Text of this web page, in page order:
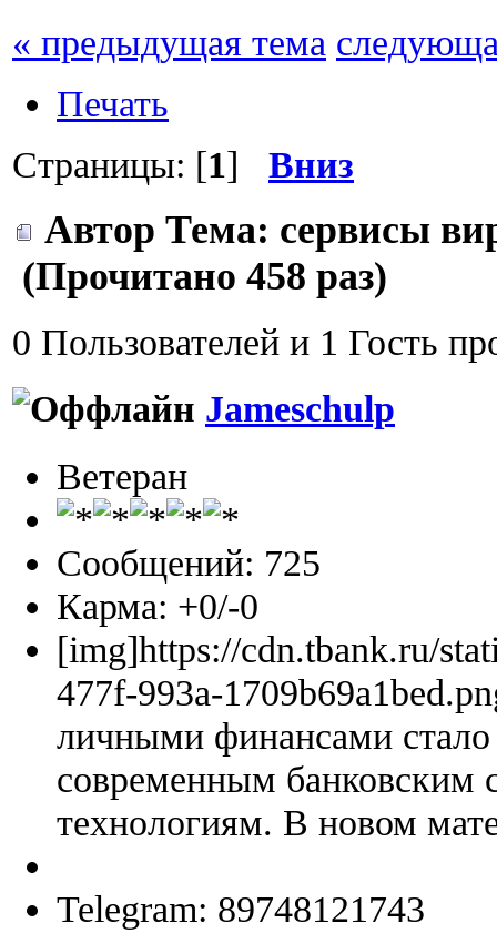
« предыдущая тема
Печать
Страницы: [1] Вниз
Автор Тема: сервисы
(Прочитано 458 раз)
0 Пользователей и 1 Гость
Jameschulp
Ветеран
Сообщений: 725
Карма: +0/-0
[img]https://cdn.tbank.ru/
477f-993a-
личными финансами
современным банковским
технологиям. В новом
Telegram: 89748121743